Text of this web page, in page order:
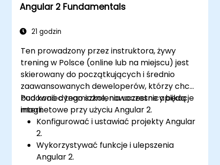
Angular 2 Fundamentals
21 godzin
Ten prowadzony przez instruktora, żywy
trening w Polsce (online lub na miejscu) jest
skierowany do początkujących i średnio
zaawansowanych deweloperów, którzy chcą
budować dynamiczne, nowoczesne aplikacje
internetowe przy użyciu Angular 2.
Pod koniec tego szkolenia uczestnicy będą
mogli:
Konfigurować i ustawiać projekty Angular
2.
Wykorzystywać funkcje i ulepszenia
Angular 2.